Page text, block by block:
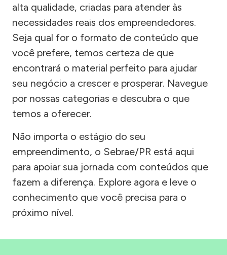
alta qualidade, criadas para atender às
necessidades reais dos empreendedores.
Seja qual for o formato de conteúdo que
você prefere, temos certeza de que
encontrará o material perfeito para ajudar
seu negócio a crescer e prosperar. Navegue
por nossas categorias e descubra o que
temos a oferecer.
Não importa o estágio do seu
empreendimento, o Sebrae/PR está aqui
para apoiar sua jornada com conteúdos que
fazem a diferença. Explore agora e leve o
conhecimento que você precisa para o
próximo nível.